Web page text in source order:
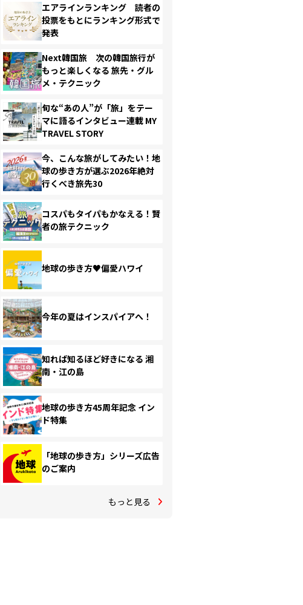
エアラインランキング 読者の
投票をもとにランキング形式で
発表
Next韓国旅 次の韓国旅行が
もっと楽しくなる 旅先・グル
メ・テクニック
旬な“あの人”が「旅」をテー
マに語るインタビュー連載 MY
TRAVEL STORY
今、こんな旅がしてみたい！地
球の歩き方が選ぶ2026年絶対
行くべき旅先30
コスパもタイパもかなえる！賢
者の旅テクニック
地球の歩き方♥偏愛ハワイ
今年の夏はインスパイアへ！
知れば知るほど好きになる 湘
南・江の島
地球の歩き方45周年記念 イン
ド特集
「地球の歩き方」シリーズ広告
のご案内
もっと見る